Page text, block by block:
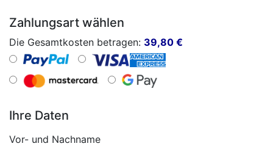
Zahlungsart wählen
Die Gesamtkosten betragen: 39,80 €
Ihre Daten
Vor- und Nachname